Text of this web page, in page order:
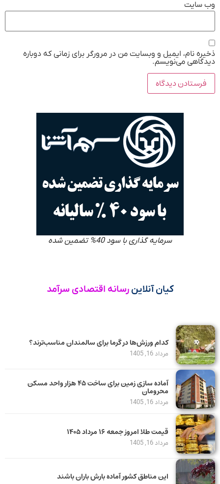
وب‌ سایت
ذخیره نام، ایمیل و وبسایت من در مرورگر برای زمانی که دوباره
دیدگاهی می‌نویسم.
سرمایه گذاری با سود 40% تضمین شده
کیان آنلاین رسانه اقتصادی سرآمد
کدام ورزش‌ها در گرما برای سالمندان مناسب‌ترند؟
مرداد 16, 1405
آماده سازی زمین برای ساخت ۴۵ هزار واحد مسکن
محرومان
مرداد 16, 1405
قیمت طلا امروز جمعه ۱۶ مرداد ۱۴۰۵
مرداد 16, 1405
این مناطق کشور آماده بارش باران باشند